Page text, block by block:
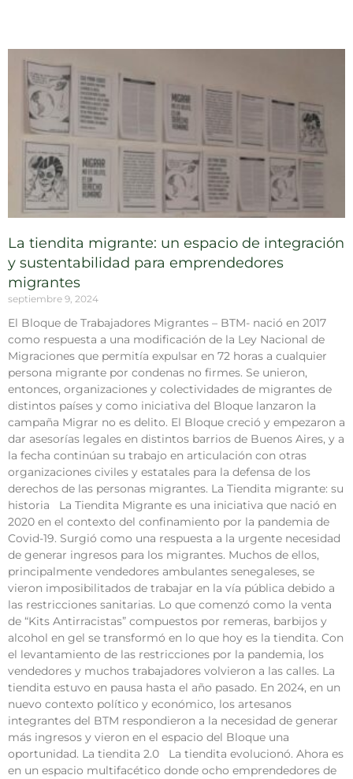
La tiendita migrante: un espacio de integración
y sustentabilidad para emprendedores
migrantes
septiembre 9, 2024
El Bloque de Trabajadores Migrantes – BTM- nació en 2017
como respuesta a una modificación de la Ley Nacional de
Migraciones que permitía expulsar en 72 horas a cualquier
persona migrante por condenas no firmes. Se unieron,
entonces, organizaciones y colectividades de migrantes de
distintos países y como iniciativa del Bloque lanzaron la
campaña Migrar no es delito. El Bloque creció y empezaron a
dar asesorías legales en distintos barrios de Buenos Aires, y a
la fecha continúan su trabajo en articulación con otras
organizaciones civiles y estatales para la defensa de los
derechos de las personas migrantes. La Tiendita migrante: su
historia La Tiendita Migrante es una iniciativa que nació en
2020 en el contexto del confinamiento por la pandemia de
Covid-19. Surgió como una respuesta a la urgente necesidad
de generar ingresos para los migrantes. Muchos de ellos,
principalmente vendedores ambulantes senegaleses, se
vieron imposibilitados de trabajar en la vía pública debido a
las restricciones sanitarias. Lo que comenzó como la venta
de “Kits Antirracistas” compuestos por remeras, barbijos y
alcohol en gel se transformó en lo que hoy es la tiendita. Con
el levantamiento de las restricciones por la pandemia, los
vendedores y muchos trabajadores volvieron a las calles. La
tiendita estuvo en pausa hasta el año pasado. En 2024, en un
nuevo contexto político y económico, los artesanos
integrantes del BTM respondieron a la necesidad de generar
más ingresos y vieron en el espacio del Bloque una
oportunidad. La tiendita 2.0 La tiendita evolucionó. Ahora es
en un espacio multifacético donde ocho emprendedores de